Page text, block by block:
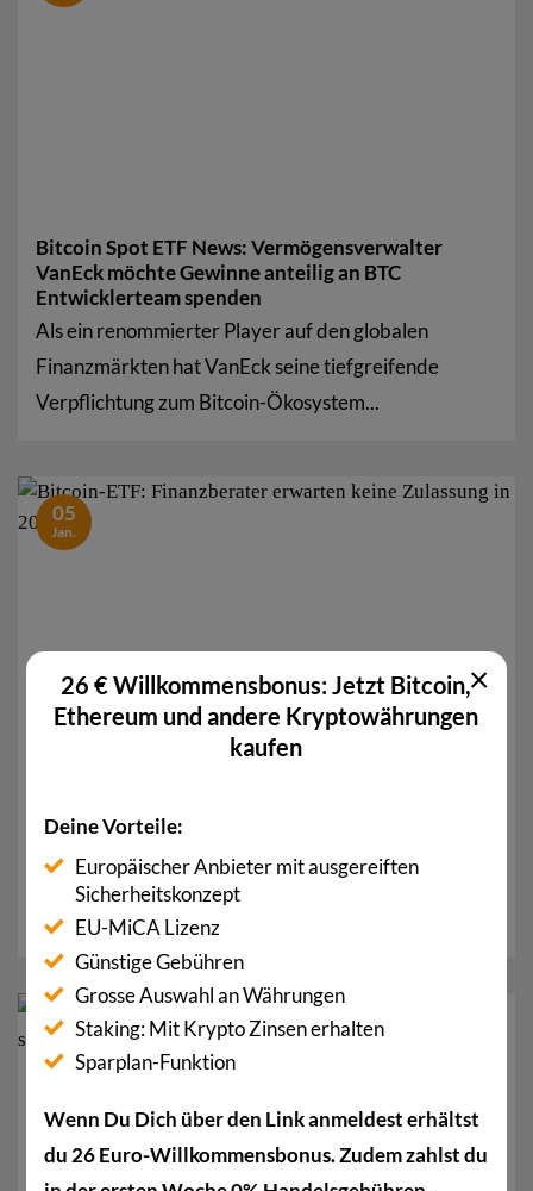
Bitcoin Spot ETF News: Vermögensverwalter
VanEck möchte Gewinne anteilig an BTC
Entwicklerteam spenden
Als ein renommierter Player auf den globalen
Finanzmärkten hat VanEck seine tiefgreifende
Verpflichtung zum Bitcoin-Ökosystem...
Zulassung in 2024
erwartet für das Jahr 2024 keine Zulassung von
Bitcoin-ETF. Diese...
05
Jan.
04
Jan.
26 € Willkommensbonus: Jetzt Bitcoin,
Ethereum und andere Kryptowährungen
kaufen
Deine Vorteile:
Europäischer Anbieter mit ausgereiften
Sicherheitskonzept
EU-MiCA Lizenz
Günstige Gebühren
Grosse Auswahl an Währungen
Staking: Mit Krypto Zinsen erhalten
Sparplan-Funktion
Wenn Du Dich über den Link anmeldest erhältst
du 26 Euro-Willkommensbonus. Zudem zahlst du
×